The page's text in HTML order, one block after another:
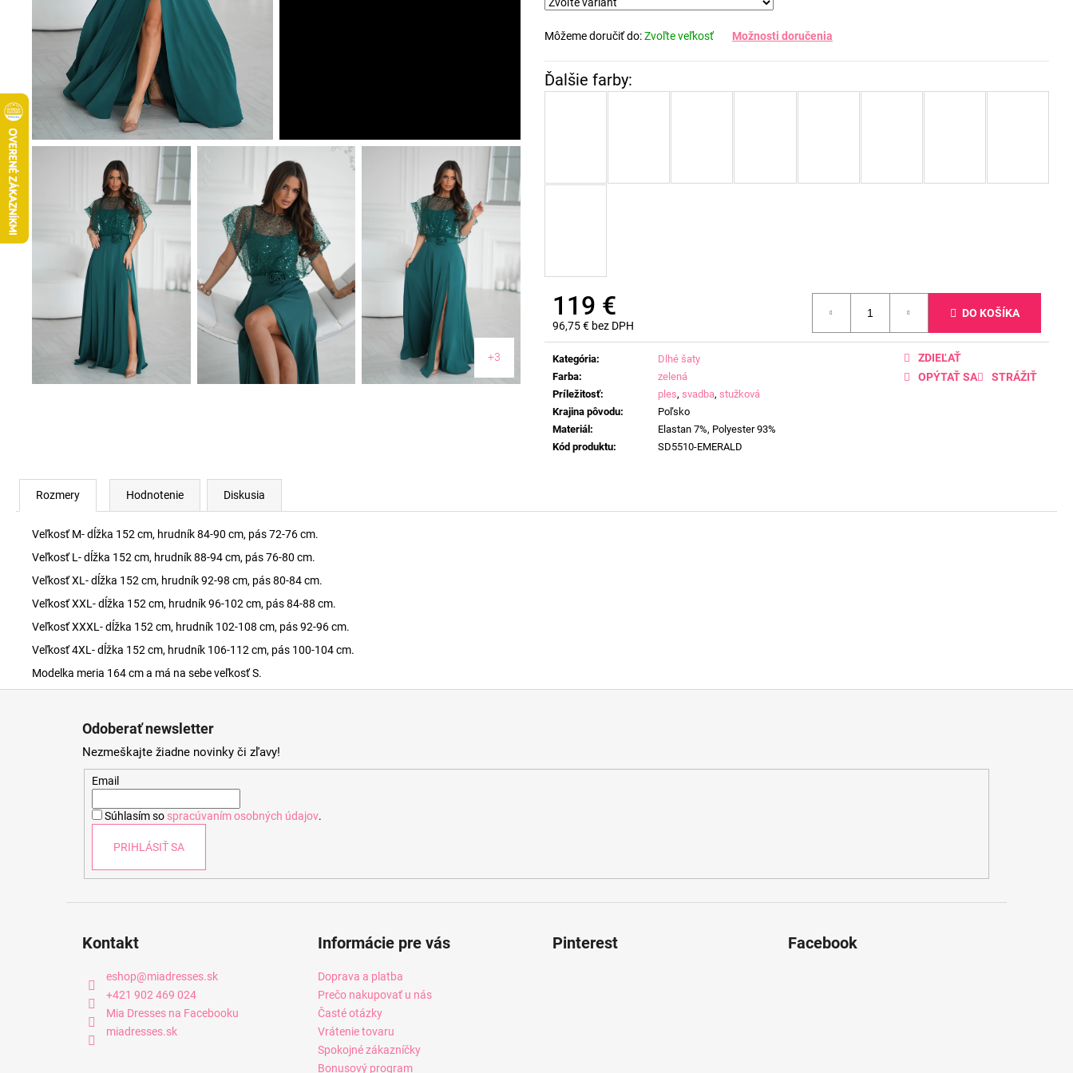
Môžeme doručiť do:Zvoľte veľkosť Možnosti doručenia
119 €
96,75 € bez DPH
Jednotková
cena:
DO KOŠÍKA
Kategória:
Dlhé šaty
Farba:
zelená
Príležitosť: ples, svadba, stužková
Krajina pôvodu:
Poľsko
Materiál:
Elastan 7%, Polyester 93%
Kód produktu: SD5510-EMERALD
OPÝTAŤ SA STRÁŽIŤ
ZDIEĽAŤ
+3
Rozmery Hodnotenie Diskusia
Veľkosť M- dĺžka 152 cm, hrudník 84-90 cm, pás 72-76 cm.
Veľkosť L- dĺžka 152 cm, hrudník 88-94 cm, pás 76-80 cm.
Veľkosť XL- dĺžka 152 cm, hrudník 92-98 cm, pás 80-84 cm.
Veľkosť XXL- dĺžka 152 cm, hrudník 96-102 cm, pás 84-88 cm.
Veľkosť XXXL- dĺžka 152 cm, hrudník 102-108 cm, pás 92-96 cm.
Veľkosť 4XL- dĺžka 152 cm, hrudník 106-112 cm, pás 100-104 cm.
Modelka meria 164 cm a má na sebe veľkosť S.
Odoberať newsletter
Nezmeškajte žiadne novinky či zľavy!
Email
Súhlasím so spracúvaním osobných údajov.
PRIHLÁSIŤ SA
Kontakt
eshop@miadresses.sk
+421 902 469 024
Mia Dresses na Facebooku
miadresses.sk
Informácie pre vás
Doprava a platba
Prečo nakupovať u nás
Časté otázky
Vrátenie tovaru
Spokojné zákazníčky
Bonusový program
Pinterest Facebook